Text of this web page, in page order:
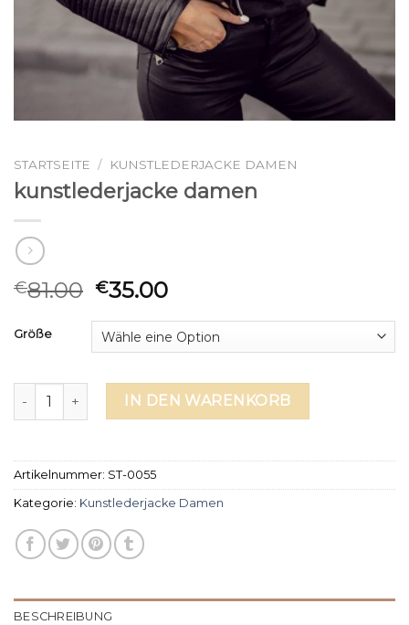
STARTSEITE / KUNSTLEDERJACKE DAMEN
kunstlederjacke damen
€81.00 €35.00
Größe
kunstlederjacke damen Menge
IN DEN WARENKORB
Artikelnummer: ST-0055
Kategorie: Kunstlederjacke Damen
BESCHREIBUNG